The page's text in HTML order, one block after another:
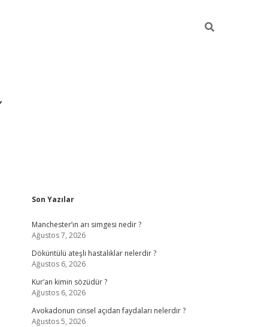
Sidebar
Son Yazılar
Manchester’ın arı simgesi nedir ?
Ağustos 7, 2026
Döküntülü ateşli hastalıklar nelerdir ?
Ağustos 6, 2026
Kur’an kimin sözüdür ?
Ağustos 6, 2026
Avokadonun cinsel açıdan faydaları nelerdir ?
Ağustos 5, 2026